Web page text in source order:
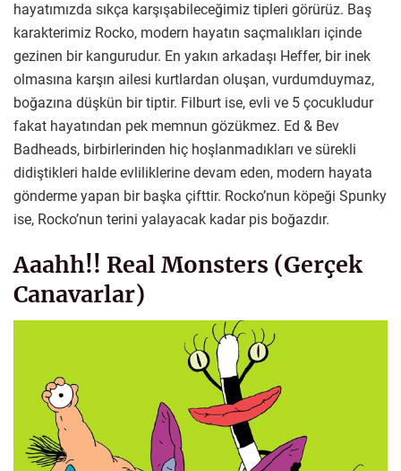
hayatımızda sıkça karşışabileceğimiz tipleri görürüz. Baş
karakterimiz Rocko, modern hayatın saçmalıkları içinde
gezinen bir kangurudur. En yakın arkadaşı Heffer, bir inek
olmasına karşın ailesi kurtlardan oluşan, vurdumduymaz,
boğazına düşkün bir tiptir. Filburt ise, evli ve 5 çocukludur
fakat hayatından pek memnun gözükmez. Ed & Bev
Badheads, birbirlerinden hiç hoşlanmadıkları ve sürekli
didiştikleri halde evliliklerine devam eden, modern hayata
gönderme yapan bir başka çifttir. Rocko’nun köpeği Spunky
ise, Rocko’nun terini yalayacak kadar pis boğazdır.
Aaahh!! Real Monsters (Gerçek
Canavarlar)